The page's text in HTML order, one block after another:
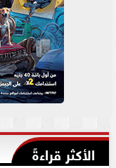
الأكثر قراءةً